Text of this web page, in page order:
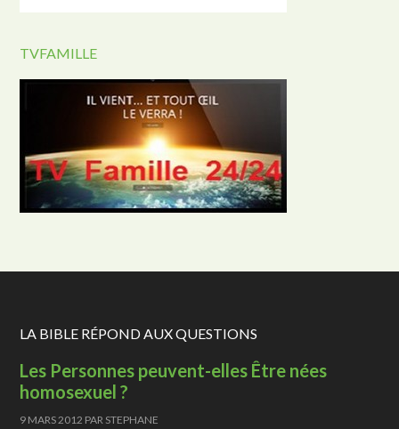
TVFAMILLE
LA BIBLE RÉPOND AUX QUESTIONS
Les Personnes peuvent-elles Être nées
homosexuel ?
9 MARS 2012 PAR STEPHANE